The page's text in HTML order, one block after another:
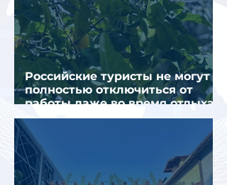
Российские туристы не могут
полностью отключиться от
работы даже во время отдыха
в Турции